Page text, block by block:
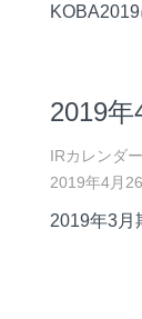
2019年
IRカレンダー
2019年4月
2019年3月